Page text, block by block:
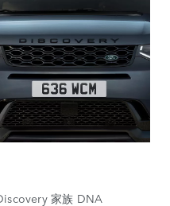
家族 DNA